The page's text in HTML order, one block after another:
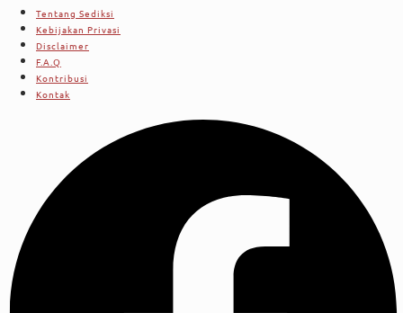
Tentang Sediksi
Kebijakan Privasi
Disclaimer
F.A.Q
Kontribusi
Kontak